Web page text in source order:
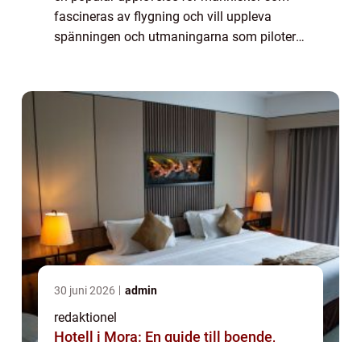
fascineras av flygning och vill uppleva
spänningen och utmaningarna som piloter
30 juni 2026 admin
redaktionel
Hotell i Mora: En guide till boende,